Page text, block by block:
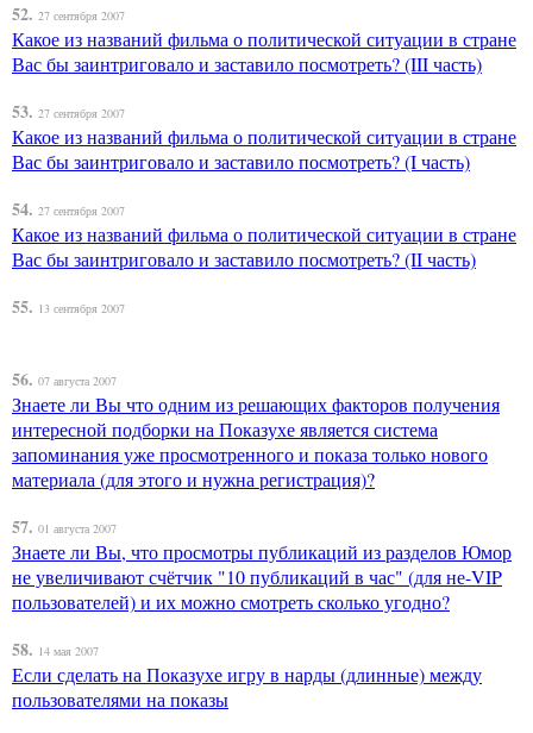
52. 27 сентября 2007
Какое из названий фильма о политической ситуации в стране
Вас бы заинтриговало и заставило посмотреть? (III часть)
53. 27 сентября 2007
Какое из названий фильма о политической ситуации в стране
Вас бы заинтриговало и заставило посмотреть? (I часть)
54. 27 сентября 2007
Какое из названий фильма о политической ситуации в стране
Вас бы заинтриговало и заставило посмотреть? (II часть)
55. 13 сентября 2007
56. 07 августа 2007
Знаете ли Вы что одним из решающих факторов получения
интересной подборки на Показухе является система
запоминания уже просмотренного и показа только нового
материала (для этого и нужна регистрация)?
57. 01 августа 2007
Знаете ли Вы, что просмотры публикаций из разделов Юмор
не увеличивают счётчик "10 публикаций в час" (для не-VIP
пользователей) и их можно смотреть сколько угодно?
58. 14 мая 2007
Если сделать на Показухе игру в нарды (длинные) между
пользователями на показы